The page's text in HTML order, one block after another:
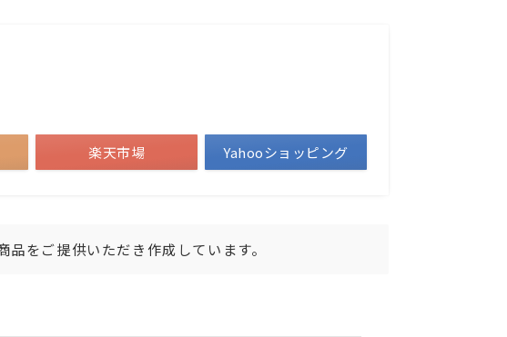
楽天市場 Yahooショッピング
をご提供いただき作成しています。